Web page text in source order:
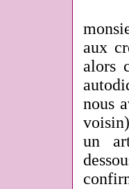
aux
alors
nous
un